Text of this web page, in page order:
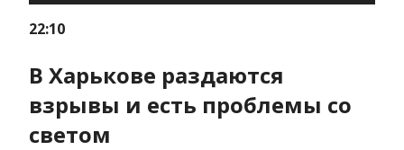
22:10
В Харькове раздаются
взрывы и есть проблемы со
светом